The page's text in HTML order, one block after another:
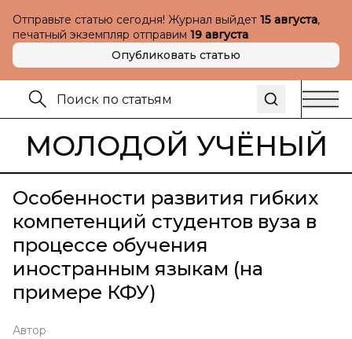
Отправьте статью сегодня! Журнал выйдет 15 августа,
печатный экземпляр отправим 19 августа
Опубликовать статью
МОЛОДОЙ УЧЁНЫЙ
Особенности развития гибких
компетенций студентов вуза в
процессе обучения
иностранным языкам (на
примере КФУ)
Автор